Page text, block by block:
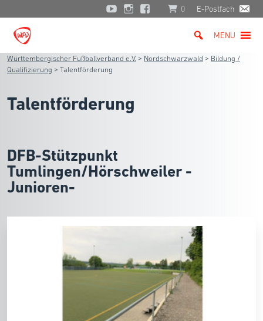
0 E-Postfach
MENU
Württembergischer Fußballverband e.V. > Nordschwarzwald > Bildung /
Qualifizierung > Talentförderung
Talentförderung
DFB-Stützpunkt
Tumlingen/Hörschweiler -
Junioren-